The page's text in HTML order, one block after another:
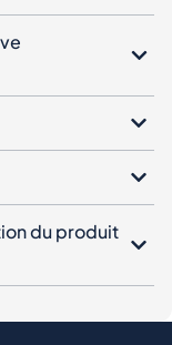
du produit